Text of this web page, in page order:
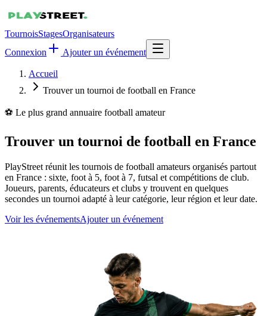
TournoisStagesOrganisateurs
Connexion
Ajouter un événement
Accueil
Trouver un tournoi de football en France
⚽ Le plus grand annuaire football amateur
Trouver un tournoi de football en France
PlayStreet réunit les tournois de football amateurs organisés partout
en France : sixte, foot à 5, foot à 7, futsal et compétitions de club.
Joueurs, parents, éducateurs et clubs y trouvent en quelques
secondes un tournoi adapté à leur catégorie, leur région et leur date.
Voir les événementsAjouter un événement